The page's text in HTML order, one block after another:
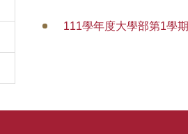
111學年度大學部第1學期